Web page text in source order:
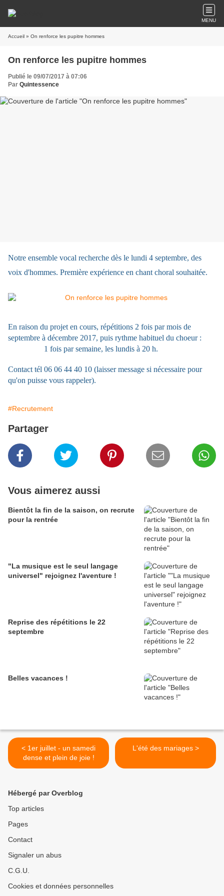
MENU
Accueil » On renforce les pupitre hommes
On renforce les pupitre hommes
Publié le 09/07/2017 à 07:06
Par Quintessence
Notre ensemble vocal recherche dès le lundi 4 septembre, des
voix d'hommes. Première expérience en chant choral souhaitée.
En raison du projet en cours, répétitions 2 fois par mois de
septembre à décembre 2017, puis rythme habituel du choeur :
1 fois par semaine, les lundis à 20 h.
Contact tél 06 06 44 40 10 (laisser message si nécessaire pour
qu'on puisse vous rappeler).
#Recrutement
Partager
Vous aimerez aussi
Bientôt la fin de la saison, on recrute
pour la rentrée
"La musique est le seul langage
universel" rejoignez l'aventure !
Reprise des répétitions le 22
septembre
Belles vacances !
< 1er juillet - un samedi
dense et plein de joie !
L'été des mariages >
Hébergé par Overblog
Top articles
Pages
Contact
Signaler un abus
C.G.U.
Cookies et données personnelles